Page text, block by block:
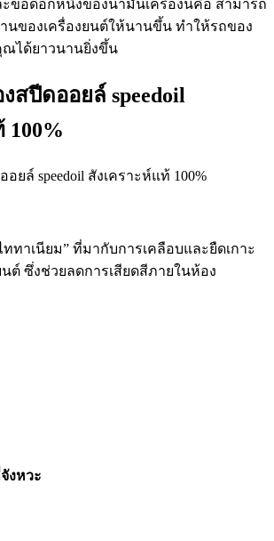
ข้อดีอีกหนึ่งของน้ำมันเครื่องนี้คือ สามารถ
นของเครื่องยนต์ให้นานขึ้น ทำให้รถของ
ได้ยาวนานยิ่งขึ้น
สปีดออย​ล์​ speed​oil​
100%
ทาเนียม” ที่มากับการเคลือบและยืดเกาะ
ต์ ซึ่งช่วยลดการเสียดสีภายในห้อง
งหวะ